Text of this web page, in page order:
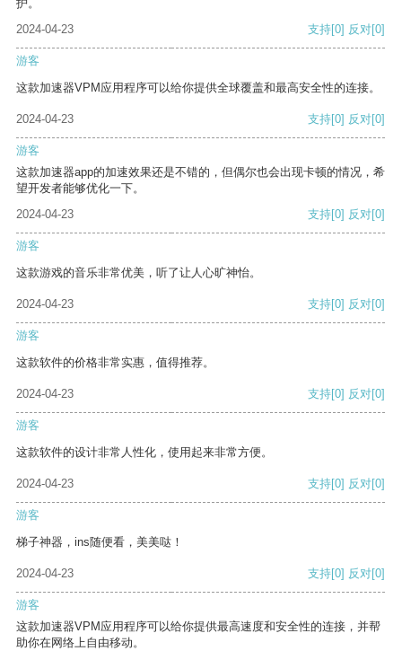
护。
2024-04-23
支持[0] 反对[0]
游客
这款加速器VPM应用程序可以给你提供全球覆盖和最高安全性的连接。
2024-04-23 支持[0] 反对[0]
游客
这款加速器app的加速效果还是不错的，但偶尔也会出现卡顿的情况，希
望开发者能够优化一下。
2024-04-23
支持[0] 反对[0]
游客
这款游戏的音乐非常优美，听了让人心旷神怡。
2024-04-23 支持[0] 反对[0]
游客
这款软件的价格非常实惠，值得推荐。
2024-04-23 支持[0] 反对[0]
游客
这款软件的设计非常人性化，使用起来非常方便。
2024-04-23 支持[0] 反对[0]
游客
梯子神器，ins随便看，美美哒！
2024-04-23 支持[0] 反对[0]
游客
这款加速器VPM应用程序可以给你提供最高速度和安全性的连接，并帮
助你在网络上自由移动。